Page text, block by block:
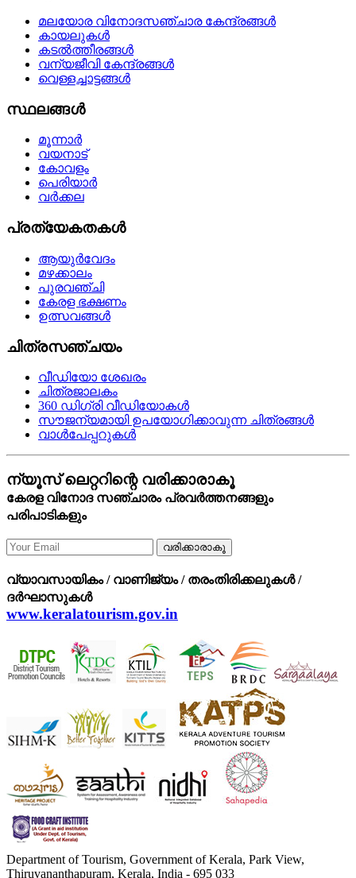
മലയോര വിനോദസഞ്ചാര കേന്ദ്രങ്ങള്‍
കായലുകള്‍
കടല്‍ത്തീരങ്ങള്‍
വന്യജീവി കേന്ദ്രങ്ങള്‍
വെള്ളച്ചാട്ടങ്ങള്‍
സ്ഥലങ്ങള്‍
മൂന്നാര്‍
വയനാട്
കോവളം
പെരിയാര്‍
വര്‍ക്കല
പ്രത്യേകതകള്‍
ആയുര്‍വേദം
മഴക്കാലം
പുരവഞ്ചി
കേരള ഭക്ഷണം
ഉത്സവങ്ങള്‍
ചിത്രസഞ്ചയം
വീഡിയോ ശേഖരം
ചിത്രജാലകം
360 ഡിഗ്രി വീഡിയോകള്‍
സൗജന്യമായി ഉപയോഗിക്കാവുന്ന ചിത്രങ്ങള്‍
വാള്‍പേപ്പറുകള്‍
ന്യൂസ് ലെറ്ററിന്റെ വരിക്കാരാകൂ
കേരള വിനോദ സഞ്ചാരം പ്രവര്‍ത്തനങ്ങളും
പരിപാടികളും
വരിക്കാരാകൂ
വ്യാവസായികം / വാണിജ്യം / തരംതിരിക്കലുകള്‍ /
ദര്‍ഘാസുകള്‍
www.keralatourism.gov.in
Department of Tourism, Government of Kerala, Park View,
Thiruvananthapuram, Kerala, India - 695 033